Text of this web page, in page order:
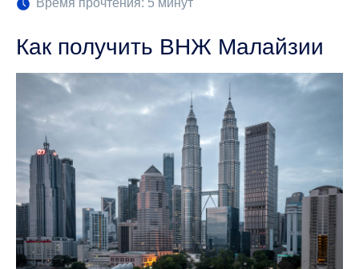
Как получить ВНЖ Малайзии